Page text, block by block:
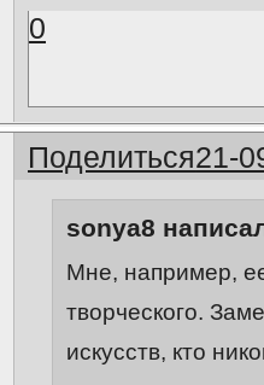
0
Поделиться21-
sonya8
Мне, например,
творческого.
искусств, кто